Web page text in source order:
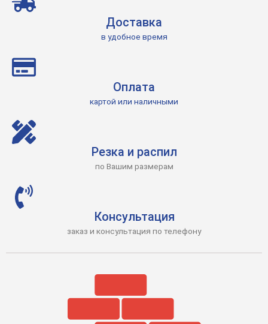
Доставка
в удобное время
Оплата
картой или наличными
Резка и распил
по Вашим размерам
Консультация
заказ и консультация по телефону